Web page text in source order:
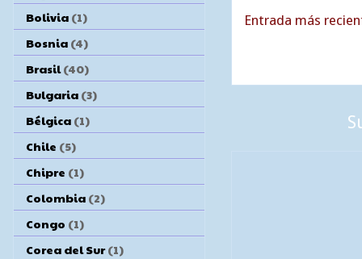
Entrada más
Bolivia (1)
Bosnia (4)
Brasil (40)
Bulgaria (3)
Bélgica (1)
Chile (5)
Chipre (1)
Colombia (2)
Congo (1)
Corea del Sur (1)